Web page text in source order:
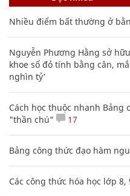
Nhiều điểm bất thường ở
Nguyễn Phương Hằng sở
khoe sổ đỏ tính bằng cân,
nghìn tỷ'
Cách học thuộc nhanh
"thần chú"
17
Bảng công thức đạo hàm
Các công thức hóa học lớp